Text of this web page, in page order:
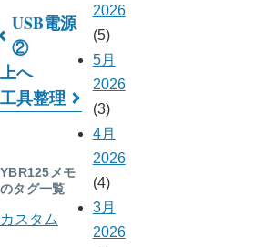
ブ
ッ
ク
断
リ
USB電源
②
上へ
工具整理
YBR125メモ
のタグ一覧
カスタム
2026
(5)
5月
2026
(3)
4月
2026
(4)
3月
2026